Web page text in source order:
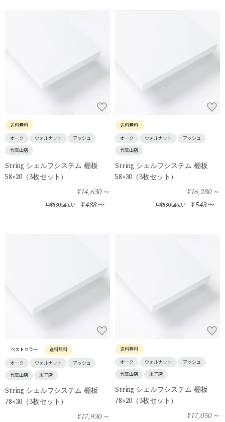
送料無料
オーク
ウォルナット
アッシュ
代官山店
String シェルフシステム 棚板
58×20（3枚セット）
¥14,630～
月額30回払い ¥488〜
送料無料
オーク
ウォルナット
アッシュ
代官山店
String シェルフシステム 棚板
58×30（3枚セット）
¥16,280～
月額30回払い ¥543〜
ベストセラー 送料無料
オーク ウォルナット
アッシュ
代官山店
米子店
String シェルフシステム 棚板
78×30（3枚セット）
¥17,930～
送料無料
オーク
ウォルナット
アッシュ
代官山店
米子店
String シェルフシステム 棚板
78×20（3枚セット）
¥17,050～